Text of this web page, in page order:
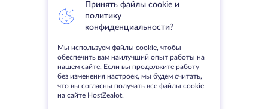
Принять файлы cookie и
политику
конфиденциальности?
Мы используем файлы cookie, чтобы
обеспечить вам наилучший опыт работы на
нашем сайте. Если вы продолжите работу
без изменения настроек, мы будем считать,
что вы согласны получать все файлы cookie
на сайте HostZealot.